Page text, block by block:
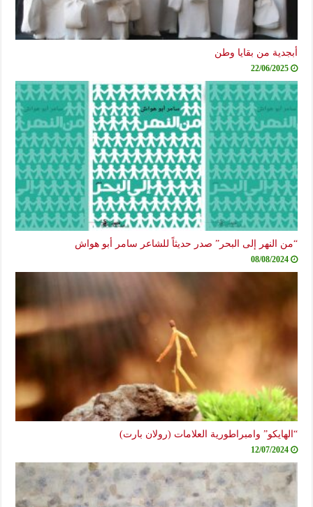
أبجدية من بقايا وطن
22/06/2025
“من النهر إلى البحر” صدر حديثاً للشاعر سامر أبو هواش
08/08/2024
“الهايكو” وامبراطورية العلامات (رولان بارت)
12/07/2024